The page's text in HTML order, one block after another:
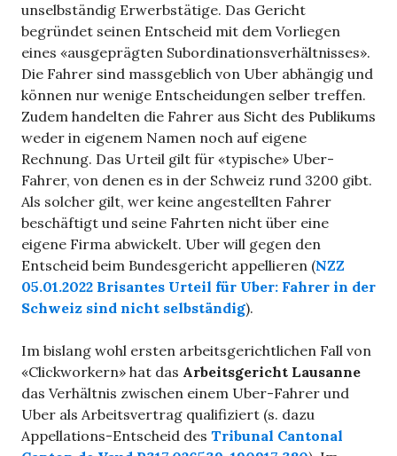
unselbständig Erwerbstätige. Das Gericht
begründet seinen Entscheid mit dem Vorliegen
eines «ausgeprägten Subordinationsverhältnisses».
Die Fahrer sind massgeblich von Uber abhängig und
können nur wenige Entscheidungen selber treffen.
Zudem handelten die Fahrer aus Sicht des Publikums
weder in eigenem Namen noch auf eigene
Rechnung. Das Urteil gilt für «typische» Uber-
Fahrer, von denen es in der Schweiz rund 3200 gibt.
Als solcher gilt, wer keine angestellten Fahrer
beschäftigt und seine Fahrten nicht über eine
eigene Firma abwickelt. Uber will gegen den
Entscheid beim Bundesgericht appellieren (NZZ
05.01.2022 Brisantes Urteil für Uber: Fahrer in der
Schweiz sind nicht selbständig).
Im bislang wohl ersten arbeitsgerichtlichen Fall von
«Clickworkern» hat das Arbeitsgericht Lausanne
das Verhältnis zwischen einem Uber-Fahrer und
Uber als Arbeitsvertrag qualifiziert (s. dazu
Appellations-Entscheid des Tribunal Cantonal